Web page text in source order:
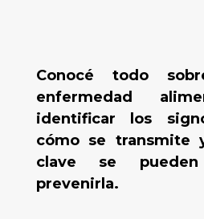
Conocé todo
enfermedad
identificar los
cómo se transmite
clave se
prevenirla.